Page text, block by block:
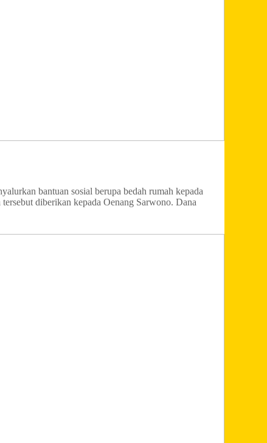
bantuan sosial berupa bedah rumah kepada
diberikan kepada Oenang Sarwono. Dana